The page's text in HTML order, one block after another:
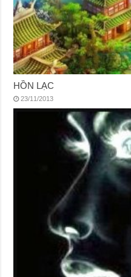
HỒN LẠC
23/11/2013